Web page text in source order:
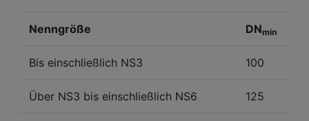
Nenngröße DNmin
Bis einschließlich NS3 100
Über NS3 bis einschließlich NS6 125